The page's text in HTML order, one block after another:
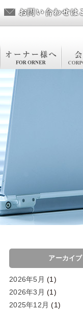
オーナー様へ
アーカイブ
2026年5月 (1)
2026年3月 (1)
2025年12月 (1)